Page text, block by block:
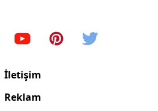
İletişim
Reklam